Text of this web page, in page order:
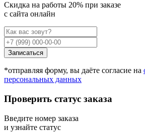
Cкидка на работы 20% при заказе
с сайта онлайн
Записаться
*отправляя форму, вы даёте согласие на
персональных данных
Проверить статус заказа
Введите номер заказа
и узнайте статус